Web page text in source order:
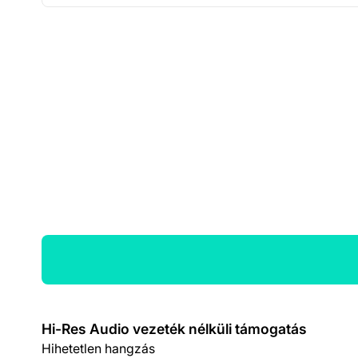
Termék részletek
Hi-Res Audio vezeték nélküli támogatás
Hihetetlen hangzás